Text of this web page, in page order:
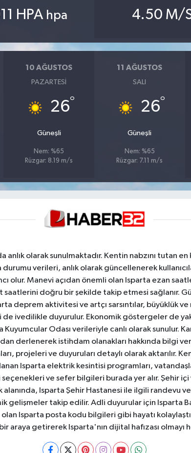
HPA hpa 4.50 M/
10 AĞUSTOS
PAZARTESI
26°
Güneşli
Nem: %65
Rüzgar: 8.19 m/s
11 AĞUSTOS
SALI
26°
Güneşli
Nem: %65
Rüzgar: 7.11 m/s
olarak sunulmaktadır. Kentin nabzını tutan
verileri, anlık olarak güncellenerek
olur. Manevi açıdan önemli olan Isparta ezan
saatlerini doğru bir şekilde takip etmesi sağlanır.
deprem aktivitesi ve artçı sarsıntılar, büyüklük ve
ivedilikle duyurulur. Ekonomik göstergeler de
Odası verileriyle canlı olarak sunulur.
derlenerek istihdam olanakları hakkında bilgi
projeleri ve duyuruları detaylı olarak aktarılır.
Isparta elektrik kesintisi programları,
ve sefer bilgileri burada yer alır. Şehir
alanında, Isparta Şehir Hastanesi ile ilgili randevu
gelişmeler takip edilir. Adli duyurular için Isparta
Isparta posta kodu bilgileri gibi hayatı
araya getirerek Isparta'nın dijital hafızası olmayı